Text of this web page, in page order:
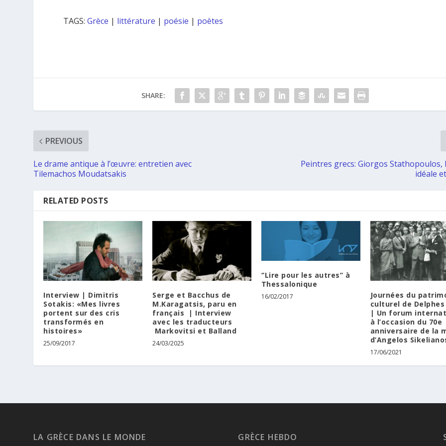
TAGS:Grèce | littérature | poésie | poètes
SHARE:
PREVIOUS
Le drame antique à l’œuvre: entretien avec
Tilemachos Moudatsakis
Peintres grecs: Giorgos Stathopoulos,
idéale
RELATED POSTS
Interview | Dimitris
Sotakis: «Mes livres
portent sur des cris
transformés en
histoires»
25/09/2017
Serge et Bacchus de
M.Karagatsis, paru en
français | Interview
avec les traducteurs
Markovitsi et Balland
24/03/2025
‘’Lire pour les autres’’ à
Thessalonique
16/02/2017
Journées du
culturel de Delphes
| Un forum
à l’occasion du 70e
anniversaire de la
d’Angelos
17/06/2021
LA GRÈCE DANS LE MONDE GRÈCE HEBDO